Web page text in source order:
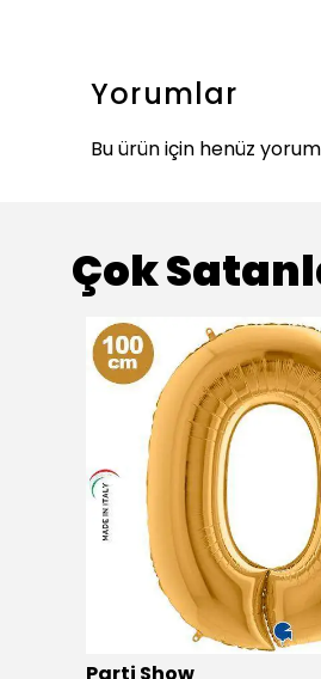
Yorumlar
Bu ürün için henüz
Çok